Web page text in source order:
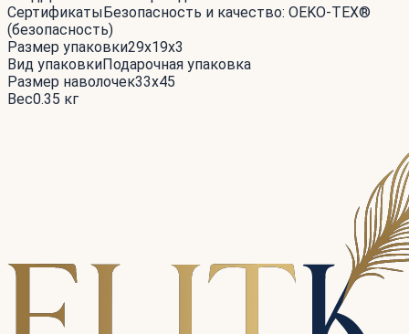
СертификатыБезопасность и качество: OEKO-TEX®
(безопасность)
Размер упаковки29x19x3
Вид упаковкиПодарочная упаковка
Размер наволочек33x45
Вес0.35 кг